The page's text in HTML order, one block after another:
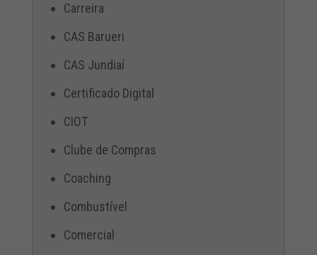
Carreira
CAS Barueri
CAS Jundiaí
Certificado Digital
CIOT
Clube de Compras
Coaching
Combustível
Comercial